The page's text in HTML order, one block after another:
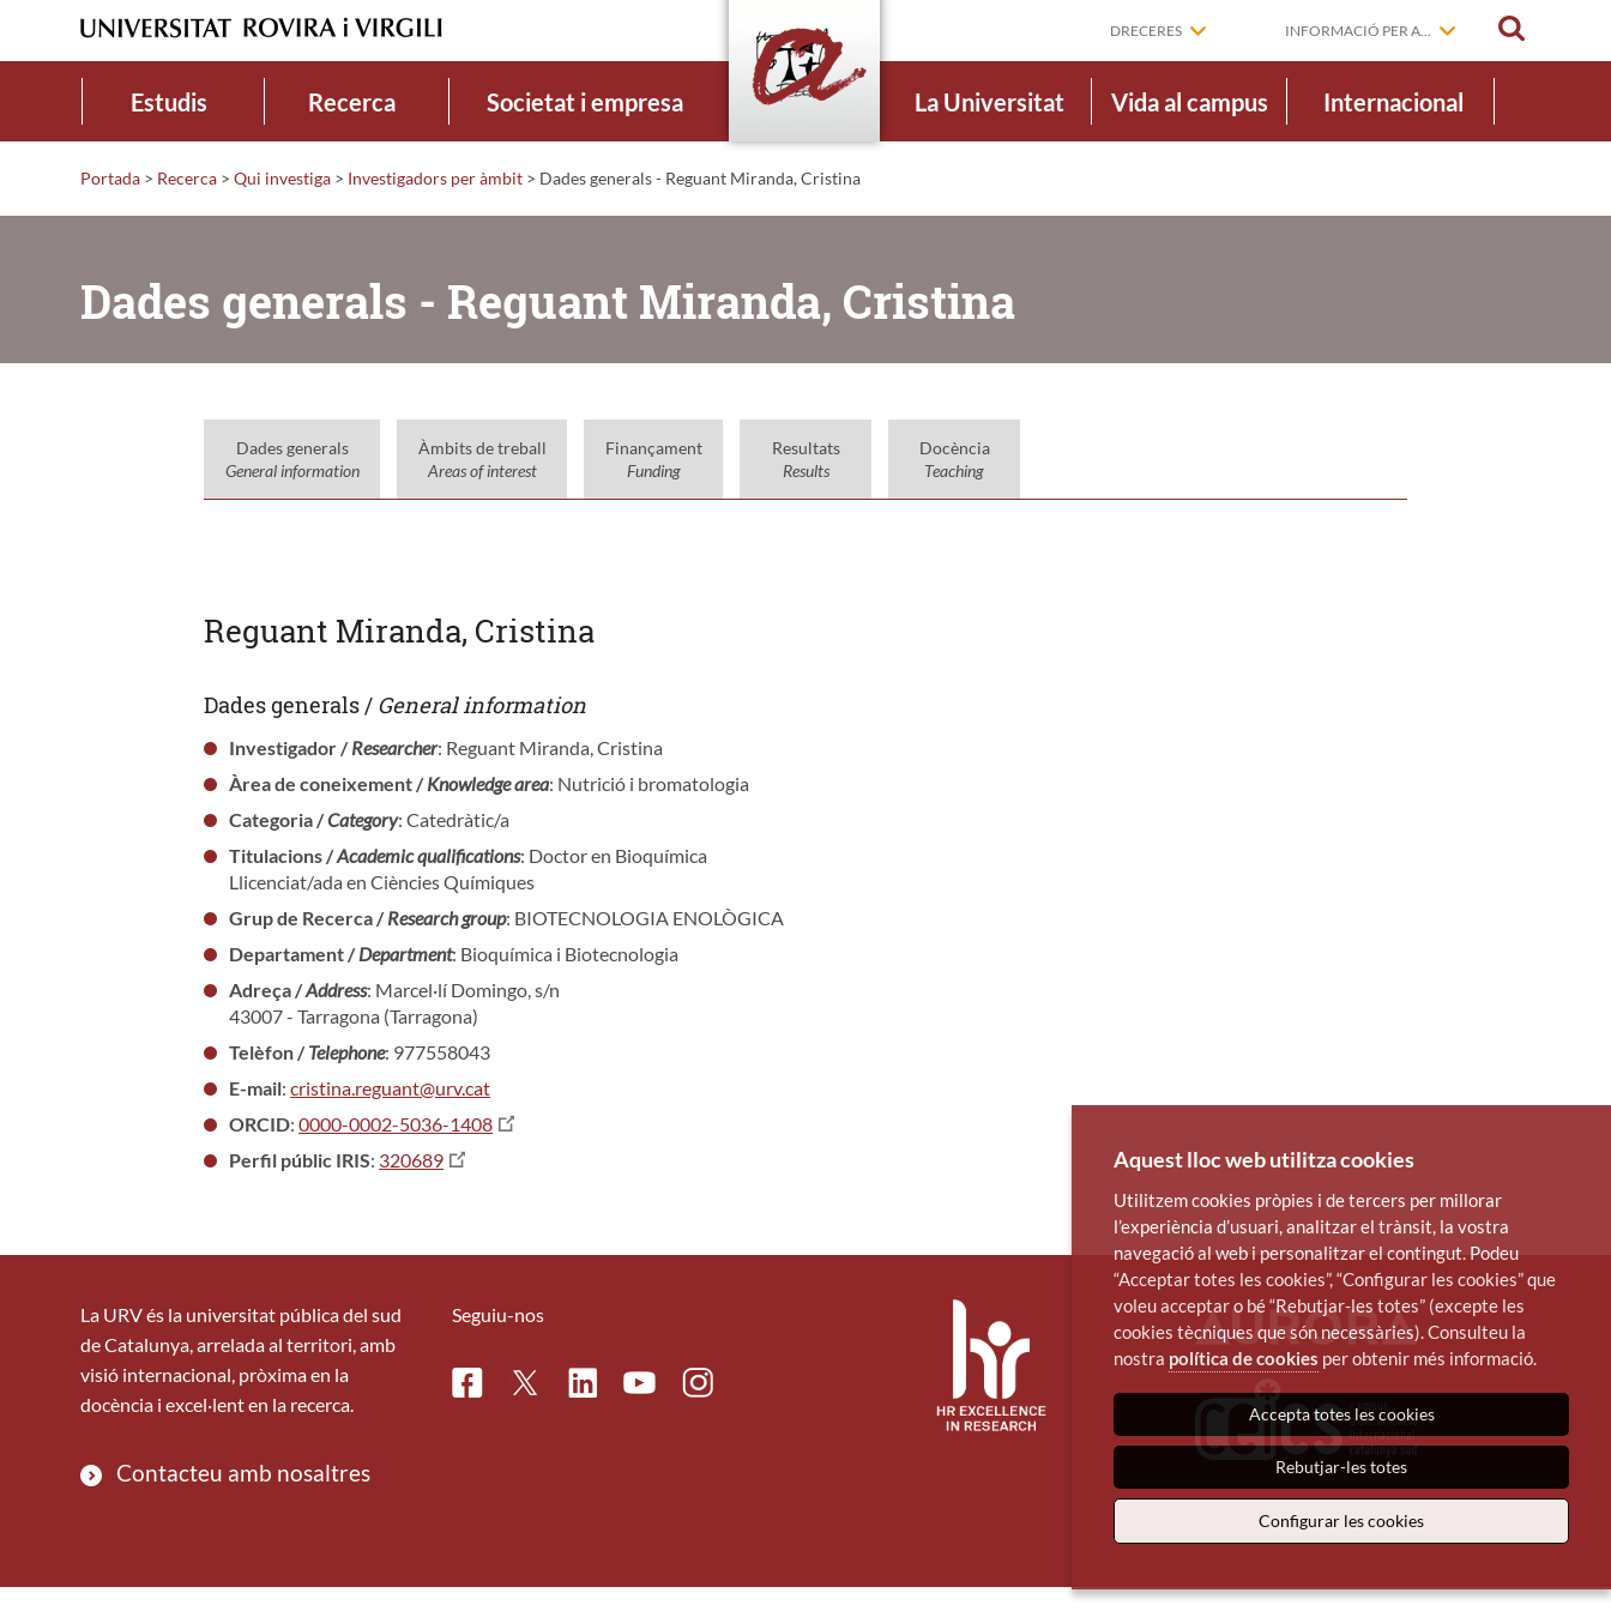
DRECERES INFORMACIÓ PER A...
Estudis Recerca Societat i empresa La Universitat Vida al campus Internacional
Portada > Recerca > Qui investiga > Investigadors per àmbit > Dades generals - Reguant Miranda, Cristina
Dades generals - Reguant Miranda, Cristina
Dades generals
General information
Àmbits de treball
Areas of interest
Finançament
Funding
Resultats
Results
Docència
Teaching
Reguant Miranda, Cristina
Dades generals / General information
Investigador /Researcher: Reguant Miranda, Cristina
Àrea de coneixement /Knowledge area: Nutrició i bromatologia
Categoria /Category: Catedràtic/a
Titulacions /Academic qualifications: Doctor en Bioquímica
Llicenciat/ada en Ciències Químiques
Grup de Recerca /Research group: BIOTECNOLOGIA ENOLÒGICA
Departament /Department: Bioquímica i Biotecnologia
Adreça /Address: Marcel·lí Domingo, s/n
43007 - Tarragona (Tarragona)
Telèfon /Telephone: 977558043
E-mail:cristina.reguant@urv.cat
ORCID:0000-0002-5036-1408
Perfil públic IRIS: 320689
La URV és la universitat pública del sud
de Catalunya, arrelada al territori, amb
visió internacional, pròxima en la
docència i excel·lent en la recerca.
Contacteu amb nosaltres
Seguiu-nos
FacebookTwitterLinkedinYoutubeInstagram
Aquest lloc web utilitza cookies
Utilitzem cookies pròpies i de tercers per millorar
l’experiència d’usuari, analitzar el trànsit, la vostra
navegació al web i personalitzar el contingut. Podeu
“Acceptar totes les cookies”, “Configurar les cookies” que
voleu acceptar o bé “Rebutjar-les totes” (excepte les
cookies tècniques que són necessàries). Consulteu la
nostra política de cookies per obtenir més informació.
Accepta totes les cookies
Rebutjar-les totes
Configurar les cookies